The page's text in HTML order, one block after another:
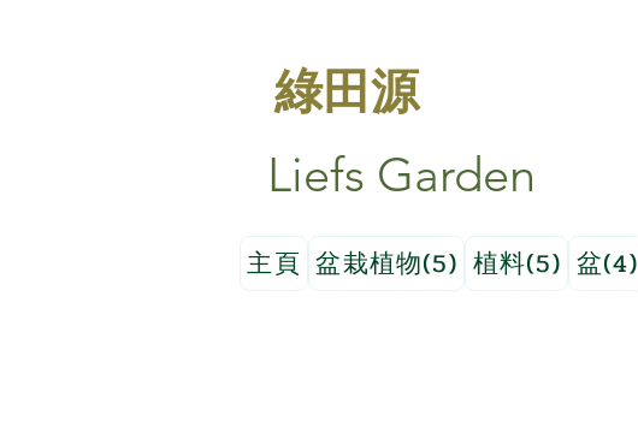
綠田源
Liefs Garden
主頁 盆栽植物(5) 植料(5) 盆(4)